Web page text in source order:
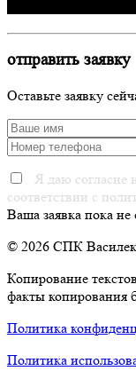
отправить заявку
Оставьте заявку
Я даю согласие
соответствии с
Ваша заявка пока не
© 2026 СПК Василек
Копирование
факты копирования
Политика
Политика